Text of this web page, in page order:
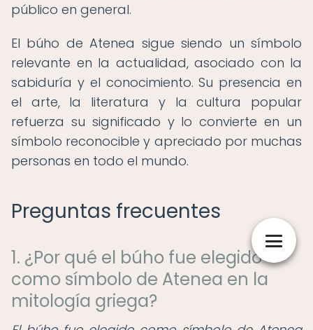
público en general.
El búho de Atenea sigue siendo un símbolo
relevante en la actualidad, asociado con la
sabiduría y el conocimiento. Su presencia en
el arte, la literatura y la cultura popular
refuerza su significado y lo convierte en un
símbolo reconocible y apreciado por muchas
personas en todo el mundo.
Preguntas frecuentes
1. ¿Por qué el búho fue elegido
como símbolo de Atenea en la
mitología griega?